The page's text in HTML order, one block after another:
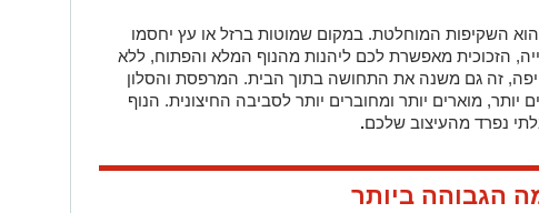
השקיפות המוחלטת. במקום שמוטות ברזל או עץ יחסמו
הזכוכית מאפשרת לכם ליהנות מהנוף המלא והפתוח, ללא
זה גם משנה את התחושה בתוך הבית. המרפסת והסלון
יותר, מוארים יותר ומחוברים יותר לסביבה החיצונית. הנוף
נפרד מהעיצוב שלכם.
הגבוהה ביותר